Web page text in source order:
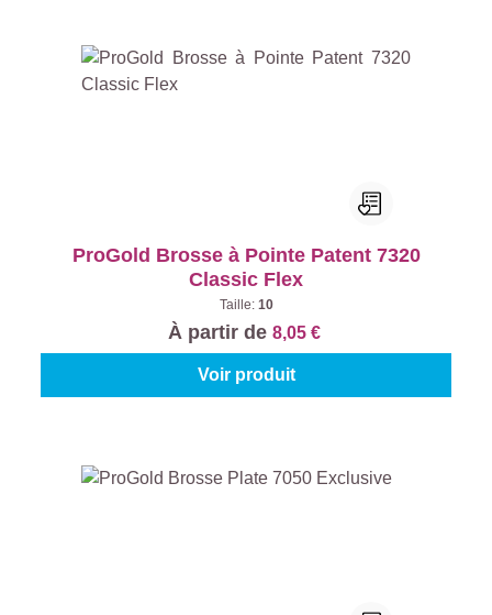
ProGold Brosse à Pointe Patent 7320
Classic Flex
Taille: 10
À partir de 8,05 €
Voir produit